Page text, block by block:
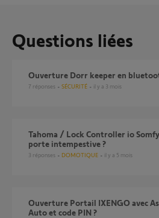
Questions liées
Ouverture Dorr keeper en
7 réponses SÉCURITÉ il y a 3 mois
Tahoma / Lock Controller io Somfy / Android - Ouverture
porte intempestive ?
3 réponses DOMOTIQUE il y a 5 mois
Ouverture Portail IXENGO avec Assistant vocal Android
Auto et code PIN ?